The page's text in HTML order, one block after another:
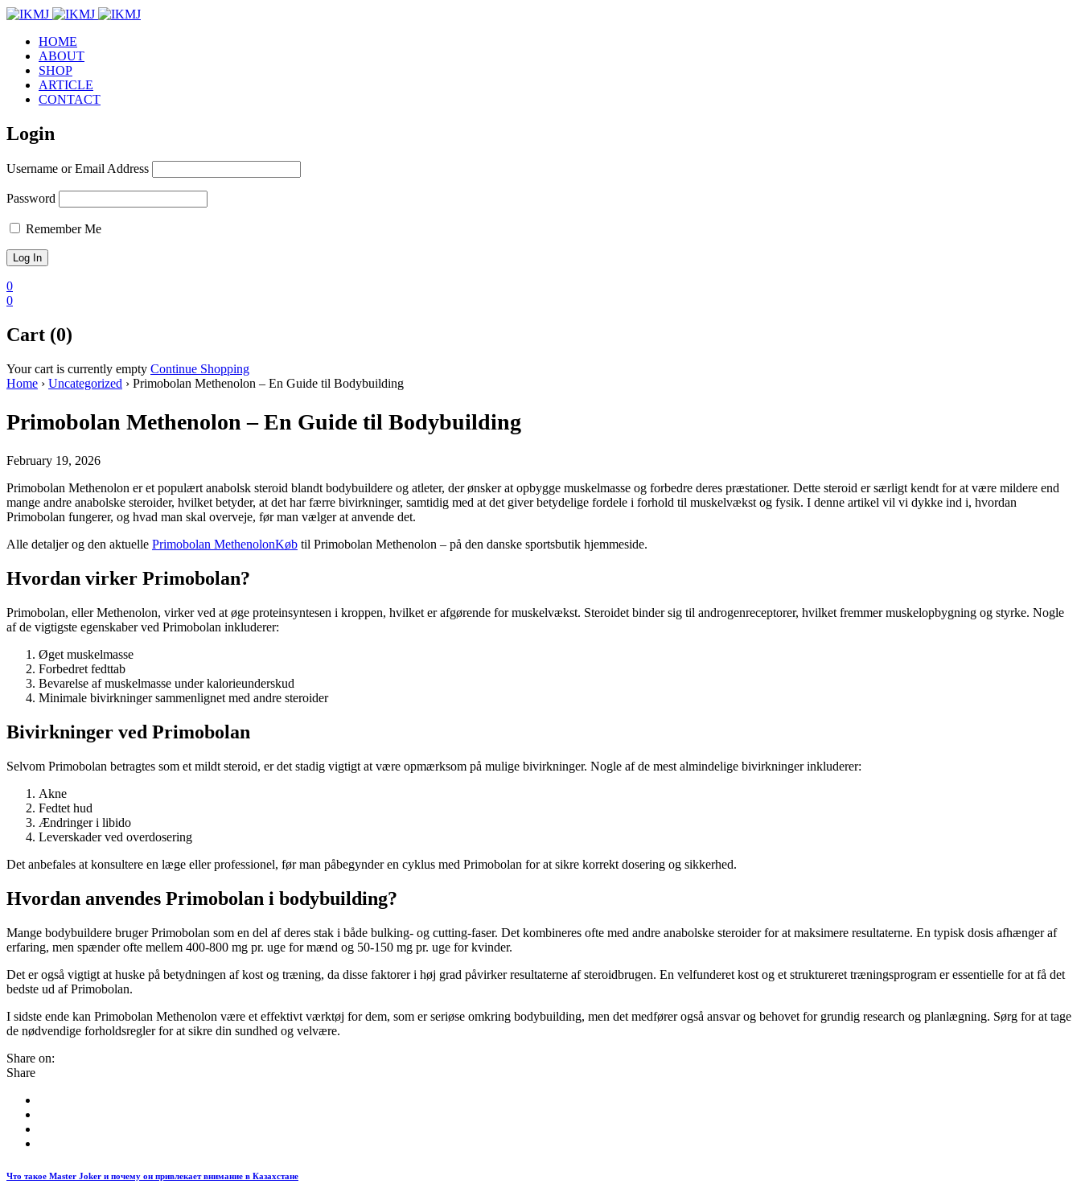
HOME
ABOUT
SHOP
ARTICLE
CONTACT
Login
Username or Email Address
Password
Remember Me
0
0
Cart (0)
Your cart is currently empty Continue Shopping
Home › Uncategorized › Primobolan Methenolon – En Guide til Bodybuilding
Primobolan Methenolon – En Guide til Bodybuilding
February 19, 2026
Primobolan Methenolon er et populært anabolsk steroid blandt bodybuildere og atleter, der ønsker at opbygge muskelmasse og forbedre deres præstationer. Dette steroid er særligt kendt for at være mildere end
mange andre anabolske steroider, hvilket betyder, at det har færre bivirkninger, samtidig med at det giver betydelige fordele i forhold til muskelvækst og fysik. I denne artikel vil vi dykke ind i, hvordan
Primobolan fungerer, og hvad man skal overveje, før man vælger at anvende det.
Alle detaljer og den aktuelle Primobolan MethenolonKøb til Primobolan Methenolon – på den danske sportsbutik hjemmeside.
Hvordan virker Primobolan?
Primobolan, eller Methenolon, virker ved at øge proteinsyntesen i kroppen, hvilket er afgørende for muskelvækst. Steroidet binder sig til androgenreceptorer, hvilket fremmer muskelopbygning og styrke. Nogle
af de vigtigste egenskaber ved Primobolan inkluderer:
Øget muskelmasse
Forbedret fedttab
Bevarelse af muskelmasse under kalorieunderskud
Minimale bivirkninger sammenlignet med andre steroider
Bivirkninger ved Primobolan
Selvom Primobolan betragtes som et mildt steroid, er det stadig vigtigt at være opmærksom på mulige bivirkninger. Nogle af de mest almindelige bivirkninger inkluderer:
Akne
Fedtet hud
Ændringer i libido
Leverskader ved overdosering
Det anbefales at konsultere en læge eller professionel, før man påbegynder en cyklus med Primobolan for at sikre korrekt dosering og sikkerhed.
Hvordan anvendes Primobolan i bodybuilding?
Mange bodybuildere bruger Primobolan som en del af deres stak i både bulking- og cutting-faser. Det kombineres ofte med andre anabolske steroider for at maksimere resultaterne. En typisk dosis afhænger af
erfaring, men spænder ofte mellem 400-800 mg pr. uge for mænd og 50-150 mg pr. uge for kvinder.
Det er også vigtigt at huske på betydningen af kost og træning, da disse faktorer i høj grad påvirker resultaterne af steroidbrugen. En velfunderet kost og et struktureret træningsprogram er essentielle for at få det
bedste ud af Primobolan.
I sidste ende kan Primobolan Methenolon være et effektivt værktøj for dem, som er seriøse omkring bodybuilding, men det medfører også ansvar og behovet for grundig research og planlægning. Sørg for at tage
de nødvendige forholdsregler for at sikre din sundhed og velvære.
Share on:
Share
Что такое Master Joker и почему он привлекает внимание в Казахстане